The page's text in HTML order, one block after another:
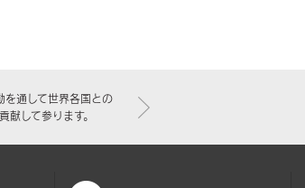
を通して世界各国との
して参ります。